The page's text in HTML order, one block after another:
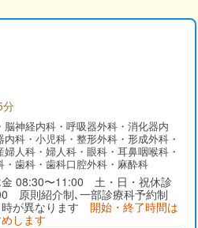
分
脳神経内科・呼吸器外科・消化器内
科・小児科・整形外科・形成外科・
人科・婦人科・眼科・耳鼻咽喉科・
・歯科・歯科口腔外科・麻酔科
08:30〜11:00 土・日・祝休診
原則紹介制､一部診療科予約制
が異なります 開始・終了時間は
します